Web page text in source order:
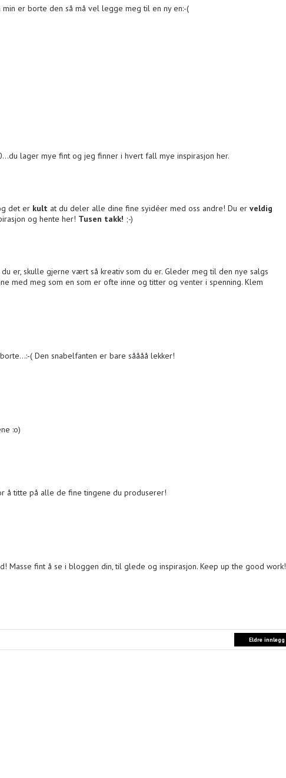
er borte den så må vel legge meg til en ny en:-(
lager mye fint og jeg finner i hvert fall mye inspirasjon her.
det er kult at du deler alle dine fine syidéer med oss andre! Du er veldig
og hente her! Tusen takk! ;-)
er, skulle gjerne vært så kreativ som du er. Gleder meg til den nye salgs
med meg som en som er ofte inne og titter og venter i spenning. Klem
( Den snabelfanten er bare såååå lekker!
:o)
å titte på alle de fine tingene du produserer!
Masse fint å se i bloggen din, til glede og inspirasjon. Keep up the good work!
Eldre innlegg